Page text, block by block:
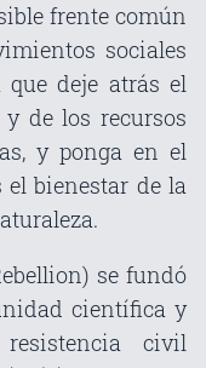
frente común
sociales
deje atrás el
de los recursos
y ponga en el
bienestar de la
se fundó
científica y
civil